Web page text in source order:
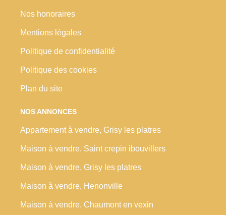
Nos honoraires
Mentions légales
Politique de confidentialité
Politique des cookies
Plan du site
NOS ANNONCES
Appartement à vendre, Grisy les platres
Maison à vendre, Saint crepin ibouvillers
Maison à vendre, Grisy les platres
Maison à vendre, Henonville
Maison à vendre, Chaumont en vexin